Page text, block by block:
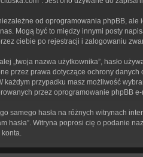
od oprogramowania phpBB,
Mogą być to między innymi posty
ciebie po rejestracji i zalogowaniu
nazwa użytkownika”, hasło
przez prawa dotyczące ochrony
przypadku masz możliwość
przez oprogramowanie phpBB e-
samego hasła na różnych witrynach
hasła”. Witryna poprosi cię o podanie